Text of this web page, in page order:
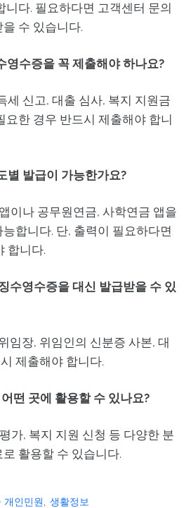
니다. 필요하다면 고객센터 문의
수 있습니다.
영수증을 꼭 제출해야 하나요?
세 신고, 대출 심사, 복지 지원금
요한 경우 반드시 제출해야 합니
별 발급이 가능한가요?
이나 공무원연금, 사학연금 앱을
합니다. 단, 출력이 필요하다면
합니다.
수영수증을 대신 발급받을 수 있
임장, 위임인의 신분증 사본, 대
제출해야 합니다.
떤 곳에 활용할 수 있나요?
가, 복지 지원 신청 등 다양한 분
활용할 수 있습니다.
개인민원 생활정보